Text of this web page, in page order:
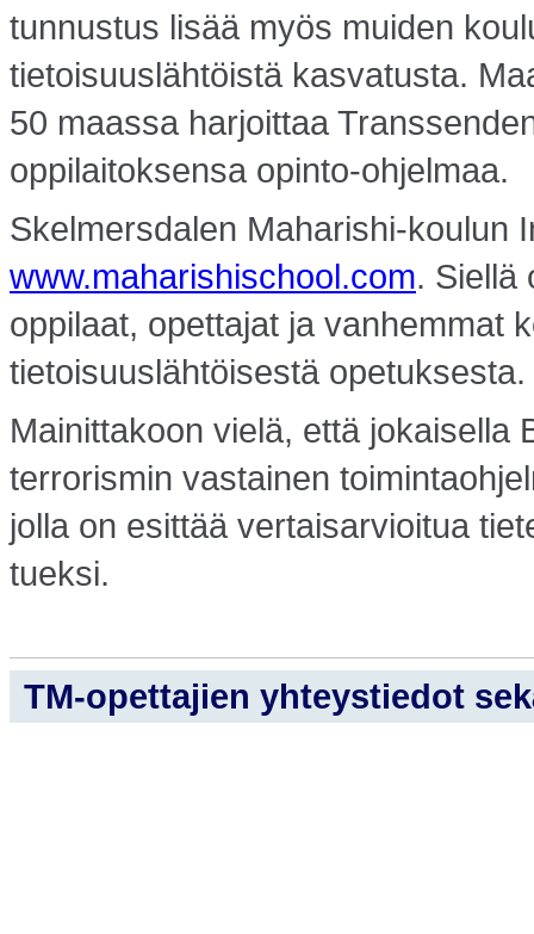
tunnustus lisää myös muiden
tietoisuuslähtöistä kasvatusta.
50 maassa harjoittaa
oppilaitoksensa opinto-ohjelmaa.
Skelmersdalen Maharishi-koulun
www.maharishischool.com. Siellä
oppilaat, opettajat ja vanhemmat
tietoisuuslähtöisestä opetuksesta.
Mainittakoon vielä, että jokaisella
terrorismin vastainen
jolla on esittää vertaisarvioitua
tueksi.
TM-opettajien yhteystiedot